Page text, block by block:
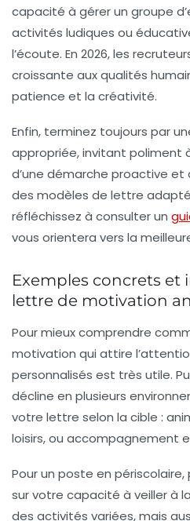
capacité à gérer un groupe
activités ludiques ou
l’écoute. En 2026, les
croissante aux qualités
patience et la créativité.
Enfin, terminez toujours par
appropriée, invitant poliment
d’une démarche proactive et
des modèles de lettre
réfléchissez à consulter un
vous orientera vers la
Exemples concrets
lettre de motivation
Pour mieux comprendre
motivation qui attire
personnalisés est très utile.
décline en plusieurs
votre lettre selon la cible :
loisirs, ou accompagnement
Pour un poste en
sur votre capacité à veiller à
des activités variées, mais